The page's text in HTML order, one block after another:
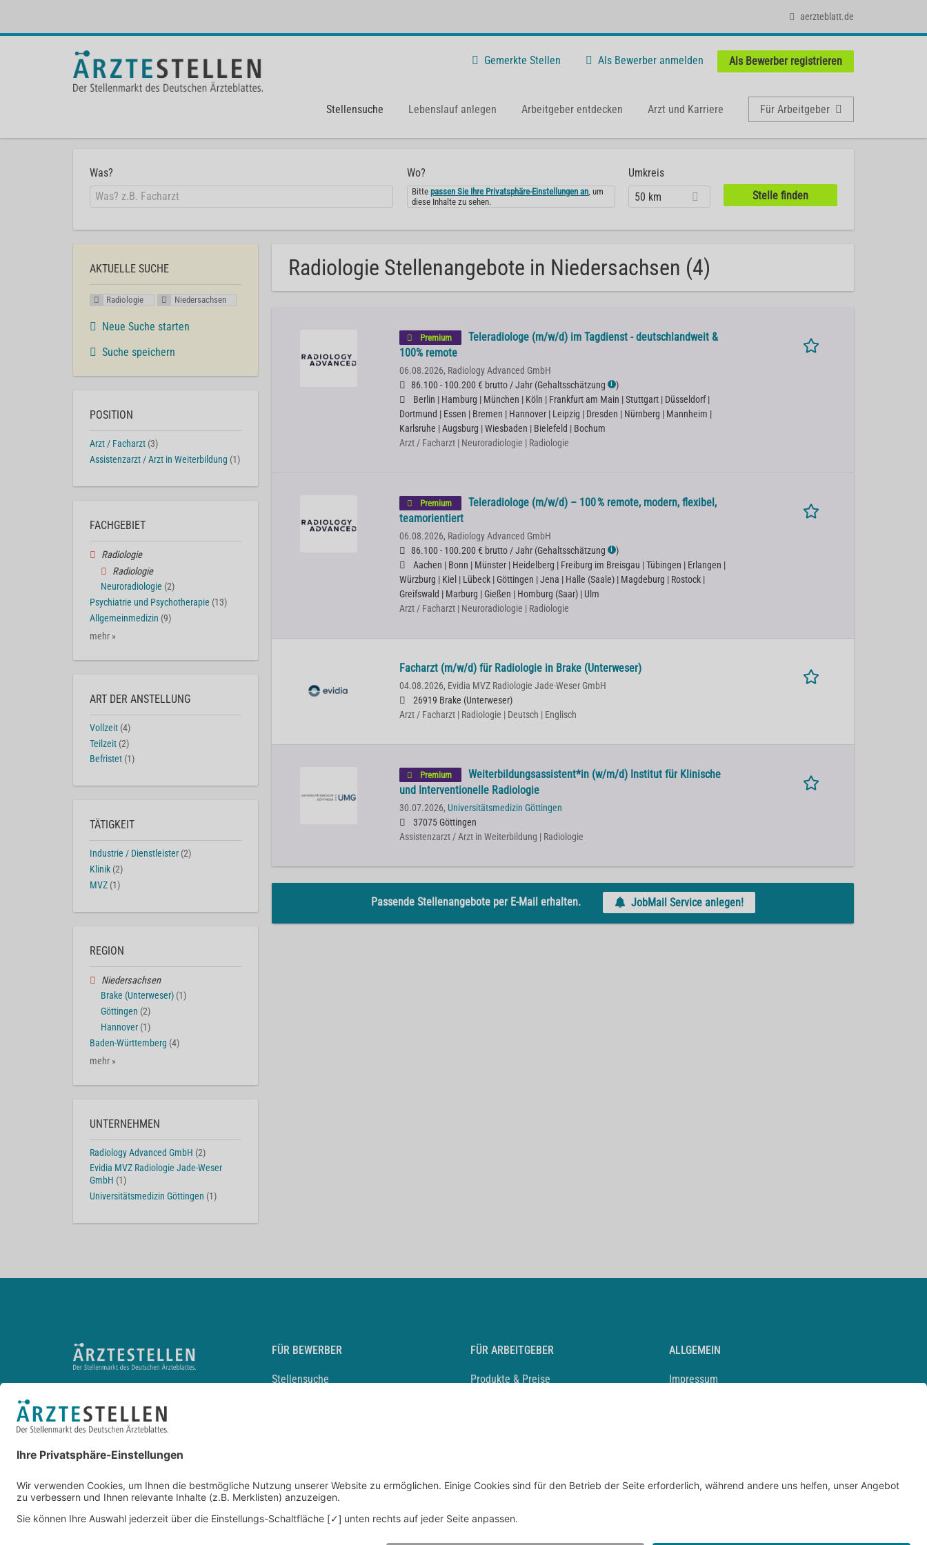
aerzteblatt.de
Gemerkte Stellen Als Bewerber anmelden Als Bewerber registrieren
Stellensuche Lebenslauf anlegen Arbeitgeber entdecken Arzt und Karriere Für Arbeitgeber
Was? Wo?
Bittepassen Sie Ihre Privatsphäre-Einstellungen an, um
diese Inhalte zu sehen.
Umkreis
50 km
Radiologie Stellenangebote in Niedersachsen (4)
Premium
Teleradiologe (m/w/d) im Tagdienst - deutschlandweit &
100% remote
06.08.2026, Radiology Advanced GmbH
86.100 - 100.200 € brutto / Jahr (Gehaltsschätzung ℹ )
Berlin | Hamburg | München | Köln | Frankfurt am Main | Stuttgart | Düsseldorf |
Dortmund | Essen | Bremen | Hannover | Leipzig | Dresden | Nürnberg | Mannheim |
Karlsruhe | Augsburg | Wiesbaden | Bielefeld | Bochum
Arzt / Facharzt | Neuroradiologie | Radiologie
Premium
Teleradiologe (m/w/d) – 100 % remote, modern, flexibel,
teamorientiert
06.08.2026, Radiology Advanced GmbH
86.100 - 100.200 € brutto / Jahr (Gehaltsschätzung ℹ )
Aachen | Bonn | Münster | Heidelberg | Freiburg im Breisgau | Tübingen | Erlangen |
Würzburg | Kiel | Lübeck | Göttingen | Jena | Halle (Saale) | Magdeburg | Rostock |
Greifswald | Marburg | Gießen | Homburg (Saar) | Ulm
Arzt / Facharzt | Neuroradiologie | Radiologie
Facharzt (m/w/d) für Radiologie in Brake (Unterweser)
04.08.2026, Evidia MVZ Radiologie Jade-Weser GmbH
26919 Brake (Unterweser)
Arzt / Facharzt | Radiologie | Deutsch | Englisch
Premium
Weiterbildungsassistent*in (w/m/d) Institut für Klinische
und Interventionelle Radiologie
30.07.2026, Universitätsmedizin Göttingen
37075 Göttingen
Assistenzarzt / Arzt in Weiterbildung | Radiologie
Passende Stellenangebote per E-Mail erhalten. JobMail Service anlegen!
AKTUELLE SUCHE
Radiologie Niedersachsen
Neue Suche starten
Suche speichern
POSITION
Arzt / Facharzt (3)
Assistenzarzt / Arzt in Weiterbildung (1)
FACHGEBIET
Radiologie
Radiologie
Neuroradiologie (2)
Psychiatrie und Psychotherapie (13)
Allgemeinmedizin (9)
mehr »
ART DER ANSTELLUNG
Vollzeit (4)
Teilzeit (2)
Befristet (1)
TÄTIGKEIT
Industrie / Dienstleister (2)
Klinik (2)
MVZ (1)
REGION
Niedersachsen
Brake (Unterweser) (1)
Göttingen (2)
Hannover (1)
Baden-Württemberg (4)
mehr »
UNTERNEHMEN
Radiology Advanced GmbH (2)
Evidia MVZ Radiologie Jade-Weser
GmbH (1)
Universitätsmedizin Göttingen (1)
FÜR BEWERBER
Stellensuche
Durchsuchen Sie den Stellenkatalog
FÜR ARBEITGEBER
Produkte & Preise
ALLGEMEIN
Impressum